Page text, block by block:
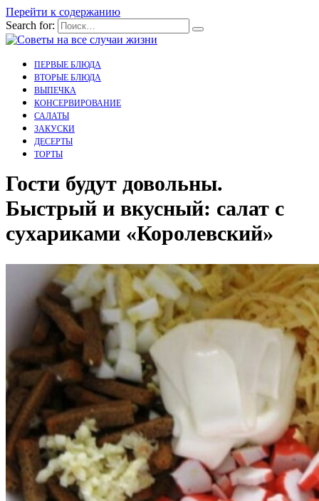
Перейти к содержанию
Search for:
ПЕРВЫЕ БЛЮДА
ВТОРЫЕ БЛЮДА
ВЫПЕЧКА
КОНСЕРВИРОВАНИЕ
САЛАТЫ
ЗАКУСКИ
ДЕСЕРТЫ
ТОРТЫ
Гости будут довольны.
Быстрый и вкусный: салат с
сухариками «Королевский»